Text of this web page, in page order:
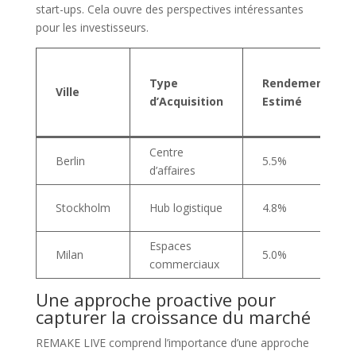
start-ups. Cela ouvre des perspectives intéressantes
pour les investisseurs.
Ville
Type
d’Acquisition
Rendement
Estimé
Berlin
Centre
d’affaires
5.5%
Stockholm Hub logistique 4.8%
Milan
Espaces
commerciaux
5.0%
Une approche proactive pour
capturer la croissance du marché
REMAKE LIVE comprend l’importance d’une approche